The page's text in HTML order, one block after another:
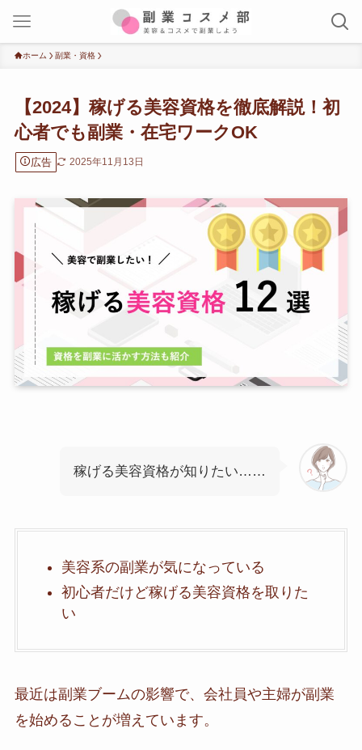
ホーム 副業・資格
【2024】稼げる美容資格を徹底解説！初
心者でも副業・在宅ワークOK
広告 2025年11月13日
稼げる美容資格が知りたい……
美容系の副業が気になっている
初心者だけど稼げる美容資格を取りた
い
最近は副業ブームの影響で、会社員や主婦が副業
を始めることが増えています。